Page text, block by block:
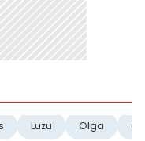
Luzu Olga